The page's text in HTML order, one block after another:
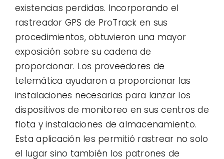
existencias perdidas. Incorporando el
rastreador GPS de ProTrack en sus
procedimientos, obtuvieron una mayor
exposición sobre su cadena de
proporcionar. Los proveedores de
telemática ayudaron a proporcionar las
instalaciones necesarias para lanzar los
dispositivos de monitoreo en sus centros de
flota y instalaciones de almacenamiento.
Esta aplicación les permitió rastrear no solo
el lugar sino también los patrones de